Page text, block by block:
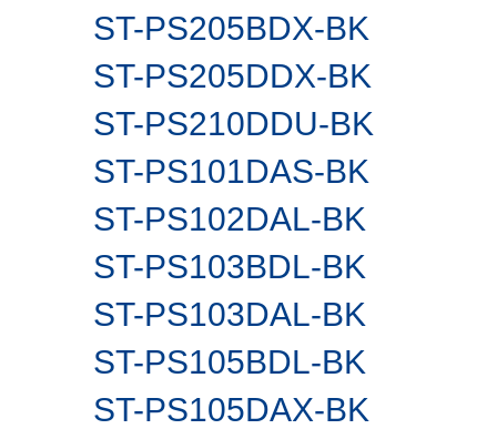
ST-PS205BDX-BK
ST-PS205DDX-BK
ST-PS210DDU-BK
ST-PS101DAS-BK
ST-PS102DAL-BK
ST-PS103BDL-BK
ST-PS103DAL-BK
ST-PS105BDL-BK
ST-PS105DAX-BK